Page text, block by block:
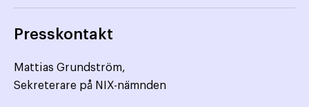
Presskontakt
Mattias Grundström,
Sekreterare på NIX-nämnden